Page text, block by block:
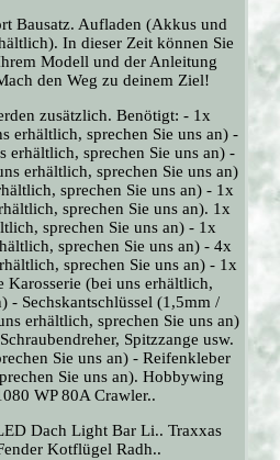
Bausatz. Aufladen (Akkus und
In dieser Zeit können Sie
Modell und der Anleitung
den Weg zu deinem Ziel!
zusätzlich. Benötigt: - 1x
erhältlich, sprechen Sie uns an) -
erhältlich, sprechen Sie uns an) -
erhältlich, sprechen Sie uns an)
sprechen Sie uns an) - 1x
sprechen Sie uns an). 1x
sprechen Sie uns an) - 1x
sprechen Sie uns an) - 4x
sprechen Sie uns an) - 1x
(bei uns erhältlich,
- Sechskantschlüssel (1,5mm /
erhältlich, sprechen Sie uns an)
Spitzzange usw.
Sie uns an) - Reifenkleber
Sie uns an). Hobbywing
WP 80A Crawler..
Dach Light Bar Li.. Traxxas
Kotflügel Radh..